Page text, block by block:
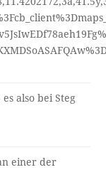
also bei Steg
einer der